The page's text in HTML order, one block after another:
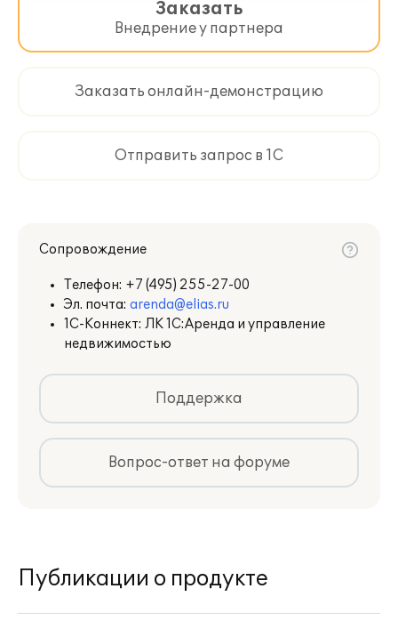
Заказать
Внедрение у партнера
Заказать онлайн-демонстрацию
Отправить запрос в 1С
Сопровождение
Телефон: +7 (495) 255-27-00
Эл. почта: arenda@elias.ru
1С-Коннект: ЛК 1С:Аренда и управление
недвижимостью
Поддержка
Вопрос-ответ на форуме
Публикации о продукте